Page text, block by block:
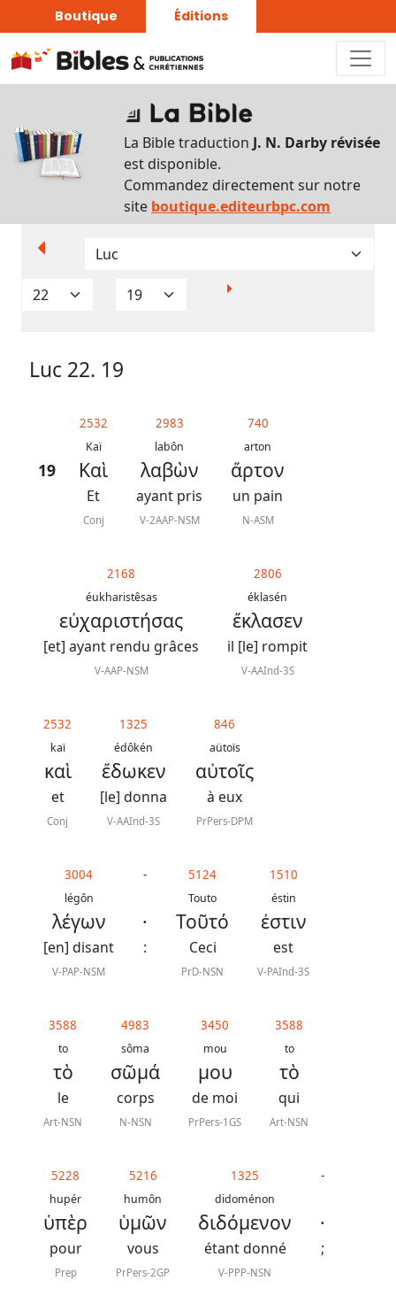
Boutique Éditions
La Bible traduction J. N. Darby révisée
est disponible.
Commandez directement sur notre
site boutique.editeurbpc.com
Luc 22. 19
19
2532
Kaï
Καὶ
Et
Conj
2983
labôn
λαβὼν
ayant pris
V-2AAP-NSM
740
arton
ἄρτον
un pain
N-ASM
2168
éukharistêsas
εὐχαριστήσας
[et] ayant rendu grâces
V-AAP-NSM
2806
éklasén
ἔκλασεν
il [le] rompit
V-AAInd-3S
2532
kaï
καὶ
et
Conj
1325
édôkén
ἔδωκεν
[le] donna
V-AAInd-3S
846
aütoïs
αὐτοῖς
à eux
PrPers-DPM
3004
légôn
λέγων
[en] disant
V-PAP-NSM
-
·
:
5124
Touto
Τοῦτό
Ceci
PrD-NSN
1510
éstin
ἐστιν
est
V-PAInd-3S
3588
to
τὸ
le
Art-NSN
4983
sôma
σῶμά
corps
N-NSN
3450
mou
μου
de moi
PrPers-1GS
3588
to
τὸ
qui
Art-NSN
5228
hupér
ὑπὲρ
pour
Prep
5216
humôn
ὑμῶν
vous
PrPers-2GP
1325
didoménon
διδόμενον
étant donné
V-PPP-NSN
-
·
;
d’affichage
Par
verset
Translittérations
Analyse
généraux
Abréviations
grammaticales
chapitre
Lire ce
Bible
Traduction
révisée
Bible
Darby
Nous
contacter
Signaler
une
erreur